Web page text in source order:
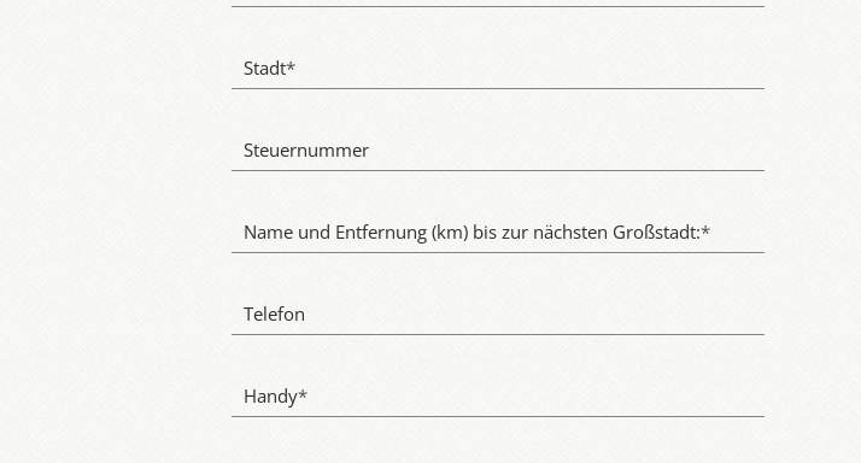
Stadt*
Steuernummer
Name und Entfernung (km) bis zur nächsten Großstadt:*
Telefon
Handy*